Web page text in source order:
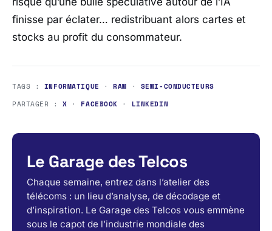
finisse par éclater… redistribuant alors cartes et
stocks au profit du consommateur.
TAGS : INFORMATIQUE ·RAM · SEMI-CONDUCTEURS
PARTAGER :X · FACEBOOK · LINKEDIN
Le Garage des Telcos
Chaque semaine, entrez dans l’atelier des
télécoms : un lieu d’analyse, de décodage et
d’inspiration. Le Garage des Telcos vous emmène
sous le capot de l’industrie mondiale des